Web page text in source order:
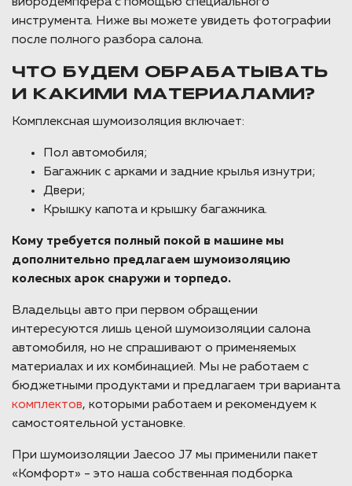
инструмента. Ниже вы можете увидеть фотографии
после полного разбора салона.
ЧТО БУДЕМ ОБРАБАТЫВАТЬ
И КАКИМИ МАТЕРИАЛАМИ?
Комплексная шумоизоляция включает:
Пол автомобиля;
Багажник с арками и задние крылья изнутри;
Двери;
Крышку капота и крышку багажника.
Кому требуется полный покой в машине мы
дополнительно предлагаем шумоизоляцию
колесных арок снаружи и торпедо.
Владельцы авто при первом обращении
интересуются лишь ценой шумоизоляции салона
автомобиля, но не спрашивают о применяемых
материалах и их комбинацией. Мы не работаем с
бюджетными продуктами и предлагаем три варианта
комплектов, которыми работаем и рекомендуем к
самостоятельной установке.
При шумоизоляции Jaecoo J7 мы применили пакет
«Комфорт» - это наша собственная подборка